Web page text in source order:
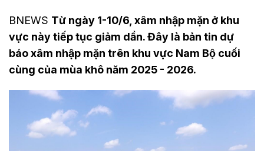
BNEWS Từ ngày 1-10/6, xâm nhập mặn ở khu
vực này tiếp tục giảm dần. Đây là bản tin dự
báo xâm nhập mặn trên khu vực Nam Bộ cuối
cùng của mùa khô năm 2025 - 2026.